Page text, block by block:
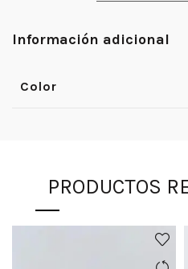
Información adicional
Color
PRODUCTOS